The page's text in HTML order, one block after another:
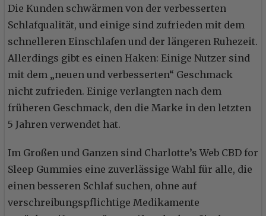
Die Kunden schwärmen von der verbesserten
Schlafqualität, und einige sind zufrieden mit dem
schnelleren Einschlafen und der längeren Ruhezeit.
Allerdings gibt es einen Haken: Einige Nutzer sind
mit dem „neuen und verbesserten“ Geschmack
nicht zufrieden. Einige verlangten nach dem
früheren Geschmack, den die Marke in den letzten
5 Jahren verwendet hat.
Im Großen und Ganzen sind Charlotte’s Web CBD for
Sleep Gummies eine zuverlässige Wahl für alle, die
einen besseren Schlaf suchen, ohne auf
verschreibungspflichtige Medikamente